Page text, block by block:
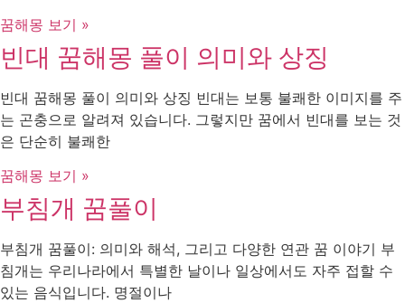
꿈해몽 보기 »
빈대 꿈해몽 풀이 의미와 상징
빈대 꿈해몽 풀이 의미와 상징 빈대는 보통 불쾌한 이미지를 주
는 곤충으로 알려져 있습니다. 그렇지만 꿈에서 빈대를 보는 것
은 단순히 불쾌한
꿈해몽 보기 »
부침개 꿈풀이
부침개 꿈풀이: 의미와 해석, 그리고 다양한 연관 꿈 이야기 부
침개는 우리나라에서 특별한 날이나 일상에서도 자주 접할 수
있는 음식입니다. 명절이나